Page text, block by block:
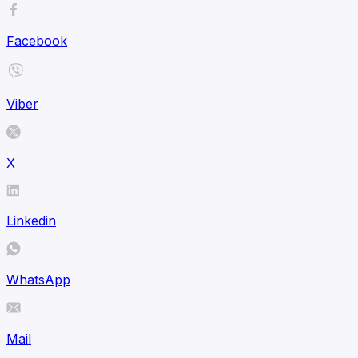
Facebook
Viber
X
Linkedin
WhatsApp
Mail